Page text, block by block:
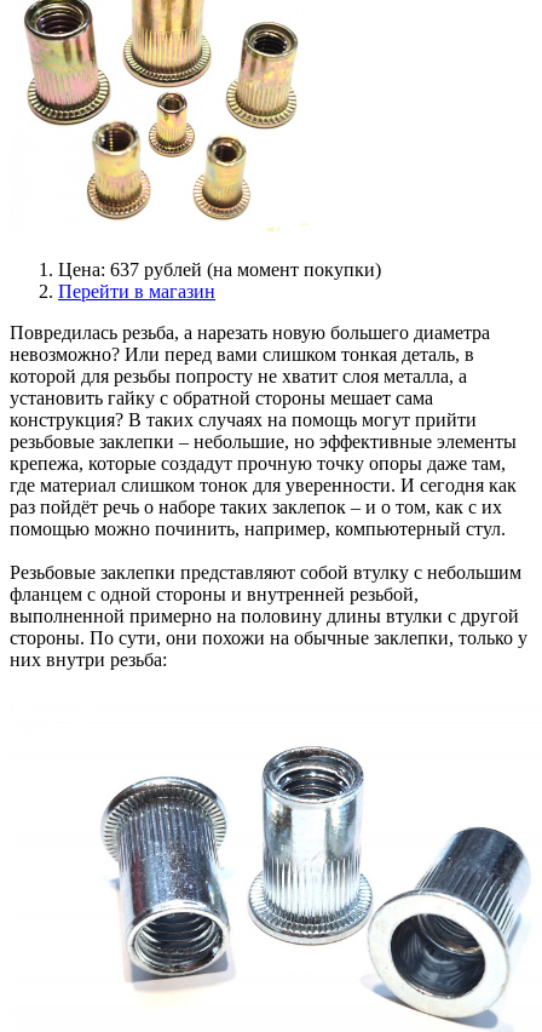
Цена: 637 рублей (на момент покупки)
Перейти в магазин
Повредилась резьба, а нарезать новую большего диаметра
невозможно? Или перед вами слишком тонкая деталь, в
которой для резьбы попросту не хватит слоя металла, а
установить гайку с обратной стороны мешает сама
конструкция? В таких случаях на помощь могут прийти
резьбовые заклепки – небольшие, но эффективные элементы
крепежа, которые создадут прочную точку опоры даже там,
где материал слишком тонок для уверенности. И сегодня как
раз пойдёт речь о наборе таких заклепок – и о том, как с их
помощью можно починить, например, компьютерный стул.
Резьбовые заклепки представляют собой втулку с небольшим
фланцем с одной стороны и внутренней резьбой,
выполненной примерно на половину длины втулки с другой
стороны. По сути, они похожи на обычные заклепки, только у
них внутри резьба: